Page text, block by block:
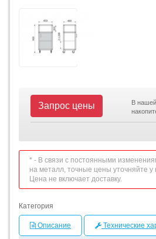
Запрос цены
В
* - В связи с постоянными
на металл, точные цены уточняйте
Цена не включает доставку.
Категория
Описание Технические